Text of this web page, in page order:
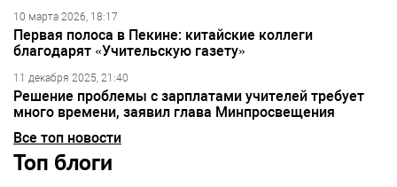
10 марта 2026, 18:17
Первая полоса в Пекине: китайские коллеги
благодарят «Учительскую газету»
11 декабря 2025, 21:40
Решение проблемы с зарплатами учителей требует
много времени, заявил глава Минпросвещения
Все топ новости
Топ блоги